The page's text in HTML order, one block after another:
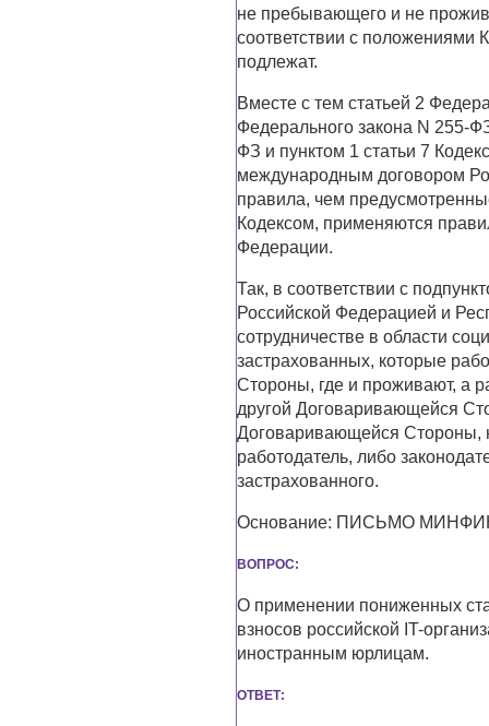
не пребывающего и не
соответствии с положениями
подлежат.
Вместе с тем статьей 2
Федерального закона N 255-
ФЗ и пунктом 1 статьи 7
международным договором
правила, чем
Кодексом, применяются
Федерации.
Так, в соответствии с
Российской Федерацией и
сотрудничестве в области
застрахованных, которые
Стороны, где и проживают, а
другой Договаривающейся
Договаривающейся Стороны,
работодатель, либо
застрахованного.
Основание: ПИСЬМО
ВОПРОС:
О применении пониженных
взносов российской IT-
иностранным юрлицам.
ОТВЕТ: